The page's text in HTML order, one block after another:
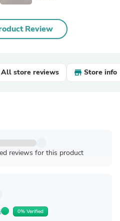
Review
All store reviews Store info
reviews for this product
0% Verified